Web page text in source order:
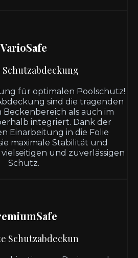
VarioSafe
für optimalen Poolschutz!
sind die tragenden
Beckenbereich als auch im
integriert. Dank der
Einarbeitung in die Folie
maximale Stabilität und
und zuverlässigen
Schutz.
Schutzabdeckun